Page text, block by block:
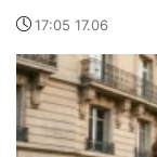
17:05 17.06